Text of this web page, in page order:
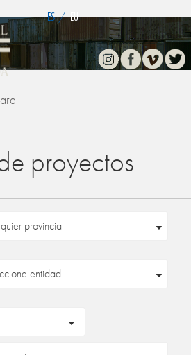
ES / EU
InstagramFacebook
Vimeo
proyectos